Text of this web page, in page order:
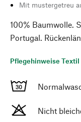
Mit mustergetreu
100% Baumwolle.
Portugal.
Pflegehinweise Textil
Nicht